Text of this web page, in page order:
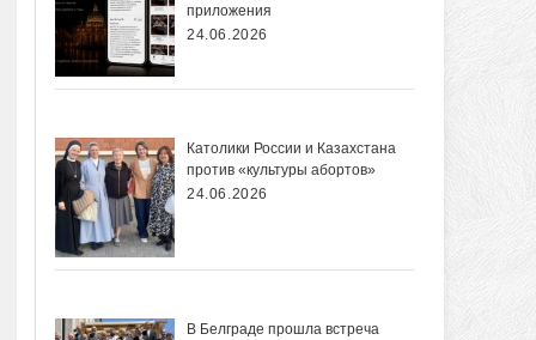
приложения
24.06.2026
Католики России и Казахстана
против «культуры абортов»
24.06.2026
В Белграде прошла встреча